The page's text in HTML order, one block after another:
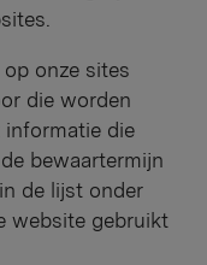
onze sites
die worden
die
bewaartermijn
de lijst onder
website gebruikt